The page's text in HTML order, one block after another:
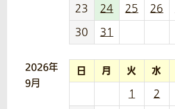
23
24 25 26
30
31
2026年
9月
日 月 火 水
1 2